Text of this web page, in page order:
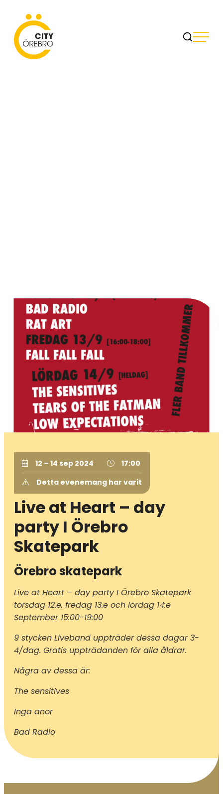
content
City Örebro
12 – 14 sep 2024
17:00
Detta evenemang har varit
Live at Heart – day
party I Örebro
Skatepark
Örebro skatepark
Live at Heart – day party I Örebro Skatepark
torsdag 12.e, fredag 13.e och lördag 14:e
September 15:00-19:00
9 stycken Liveband uppträder dessa dagar 3-
4/dag. Gratis uppträdanden för alla åldrar.
Några av dessa är:
The sensitives
Inga anor
Bad Radio